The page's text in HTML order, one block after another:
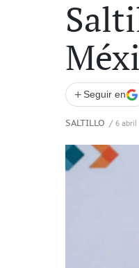
+ Seguir en
SALTILLO / 6 abril